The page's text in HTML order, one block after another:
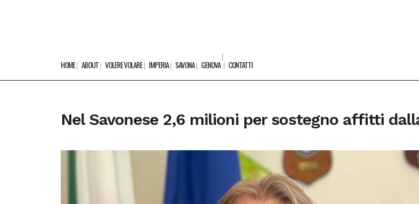
HOME ABOUT VOLERE VOLARE IMPERIA SAVONA GENOVA CONTATTI
Nel Savonese 2,6 milioni per sostegno affitti